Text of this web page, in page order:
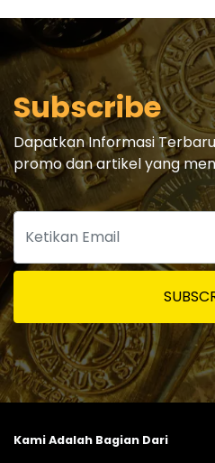
Subscribe
Dapatkan Informasi
promo dan artikel yang
Kami Adalah Bagian Dari